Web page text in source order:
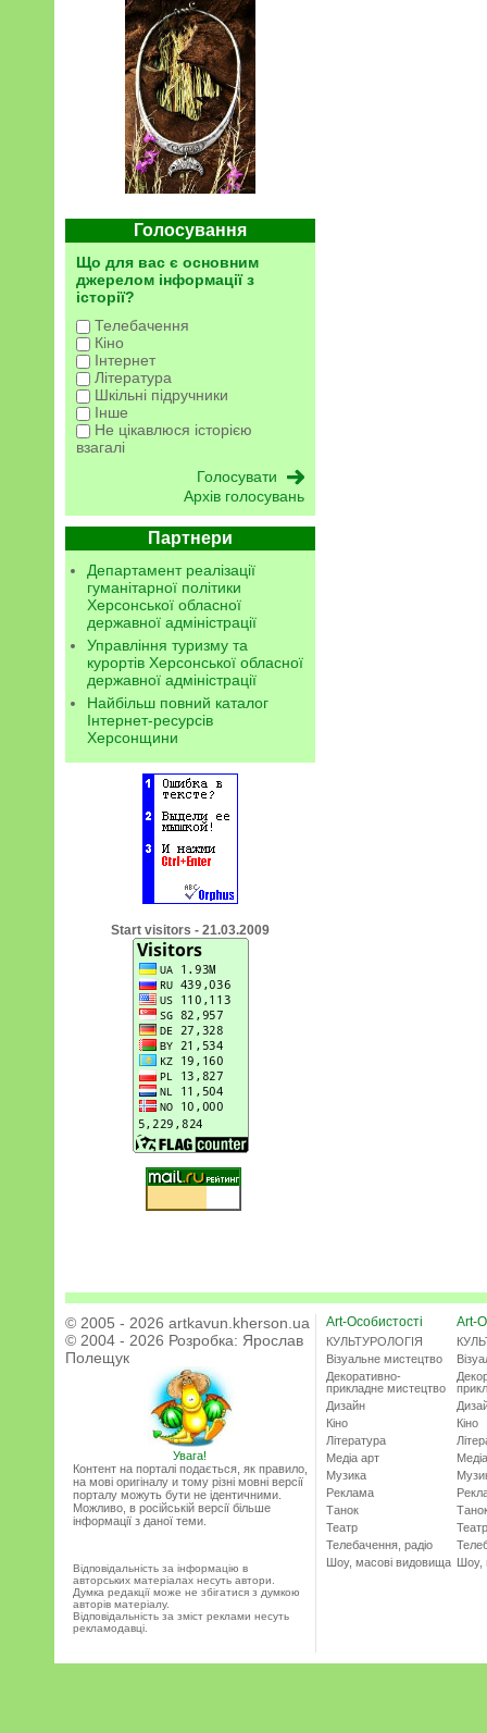
Голосування
Що для вас є основним
джерелом інформації з
історії?
Телебачення
Кіно
Інтернет
Література
Шкільні підручники
Інше
Не цікавлюся історією
взагалі
Архів голосувань
Партнери
Департамент реалізації
гуманітарної політики
Херсонської обласної
державної адміністрації
Управління туризму та
курортів Херсонської обласної
державної адміністрації
Найбільш повний каталог
Інтернет-ресурсів
Херсонщини
Start visitors - 21.03.2009
© 2005 - 2026 artkavun.kherson.ua
© 2004 - 2026 Розробка: Ярослав
Полещук
Увага!
Контент на порталі подається, як правило,
на мові оригіналу и тому різні мовні версії
порталу можуть бути не ідентичними.
Можливо, в російській версії більше
інформації з даної теми.
Відповідальність за інформацію в
авторських матеріалах несуть автори.
Думка редакції може не збігатися з думкою
авторів матеріалу.
Відповідальність за зміст реклами несуть
рекламодавці.
Art-Особистості
КУЛЬТУРОЛОГІЯ
Візуальне мистецтво
Декоративно-
прикладне мистецтво
Дизайн
Кіно
Література
Медіа арт
Музика
Реклама
Танок
Театр
Телебачення, радіо
Шоу, масові видовища
Art-
Кіно
Театр
Шоу,